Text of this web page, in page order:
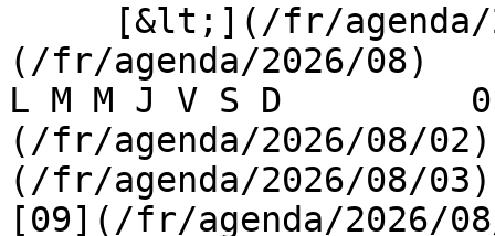
(/fr/agenda/2026/08)
L M M J V S D
(/fr/agenda/2026/08/
(/fr/agenda/2026/08/
[09](/fr/agenda/2026/